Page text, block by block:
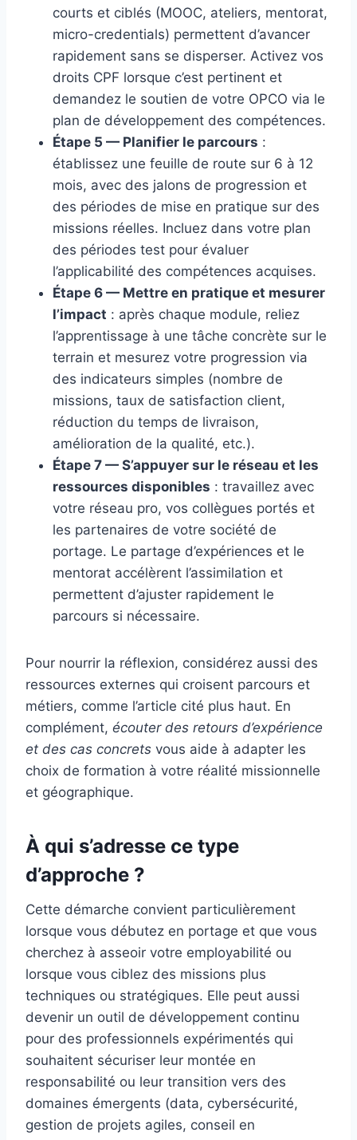
courts et ciblés (MOOC, ateliers, mentorat,
micro-credentials) permettent d’avancer
rapidement sans se disperser. Activez vos
droits CPF lorsque c’est pertinent et
demandez le soutien de votre OPCO via le
plan de développement des compétences.
Étape 5 — Planifier le parcours :
établissez une feuille de route sur 6 à 12
mois, avec des jalons de progression et
des périodes de mise en pratique sur des
missions réelles. Incluez dans votre plan
des périodes test pour évaluer
l’applicabilité des compétences acquises.
Étape 6 — Mettre en pratique et mesurer
l’impact : après chaque module, reliez
l’apprentissage à une tâche concrète sur le
terrain et mesurez votre progression via
des indicateurs simples (nombre de
missions, taux de satisfaction client,
réduction du temps de livraison,
amélioration de la qualité, etc.).
Étape 7 — S’appuyer sur le réseau et les
ressources disponibles : travaillez avec
votre réseau pro, vos collègues portés et
les partenaires de votre société de
portage. Le partage d’expériences et le
mentorat accélèrent l’assimilation et
permettent d’ajuster rapidement le
parcours si nécessaire.
Pour nourrir la réflexion, considérez aussi des
ressources externes qui croisent parcours et
métiers, comme l’article cité plus haut. En
complément, écouter des retours d’expérience
et des cas concrets vous aide à adapter les
choix de formation à votre réalité missionnelle
et géographique.
À qui s’adresse ce type
d’approche ?
Cette démarche convient particulièrement
lorsque vous débutez en portage et que vous
cherchez à asseoir votre employabilité ou
lorsque vous ciblez des missions plus
techniques ou stratégiques. Elle peut aussi
devenir un outil de développement continu
pour des professionnels expérimentés qui
souhaitent sécuriser leur montée en
responsabilité ou leur transition vers des
domaines émergents (data, cybersécurité,
gestion de projets agiles, conseil en